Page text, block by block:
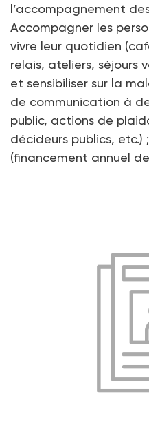
l’accompagnement
Accompagner les
vivre leur quotidien
relais, ateliers, séjours
et sensibiliser sur la
de communication à
public, actions de
décideurs publics, etc.)
(financement annuel